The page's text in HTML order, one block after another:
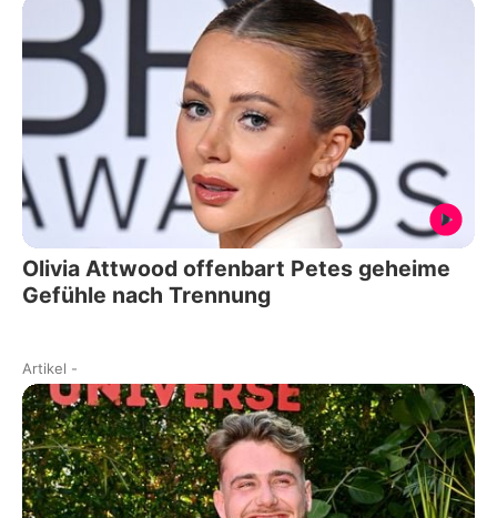
Olivia Attwood offenbart Petes geheime
Gefühle nach Trennung
Artikel -